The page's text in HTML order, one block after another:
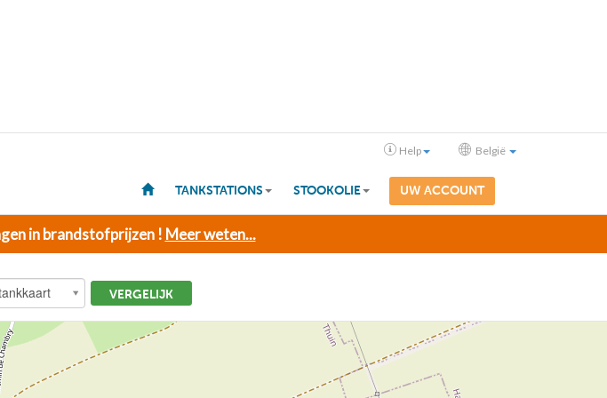
Help België
TANKSTATIONS STOOKOLIE UW ACCOUNT
in brandstofprijzen ! Meer weten...
VERGELIJK